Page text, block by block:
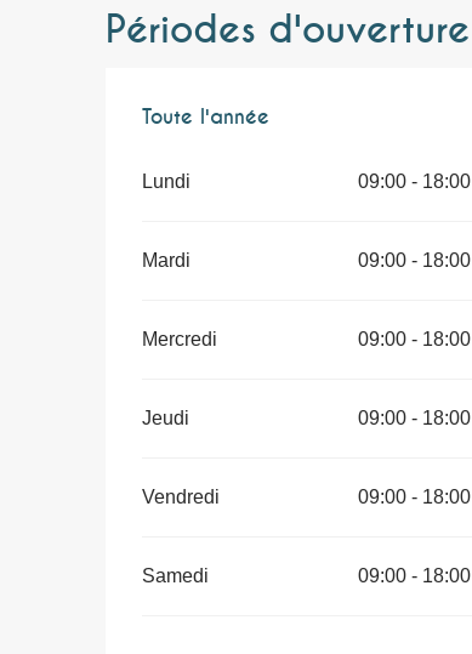
Périodes d'ouverture
Toute l'année
Toute l'année
Lundi 09:00 - 18:00
Mardi 09:00 - 18:00
Mercredi 09:00 - 18:00
Jeudi 09:00 - 18:00
Vendredi 09:00 - 18:00
Samedi 09:00 - 18:00